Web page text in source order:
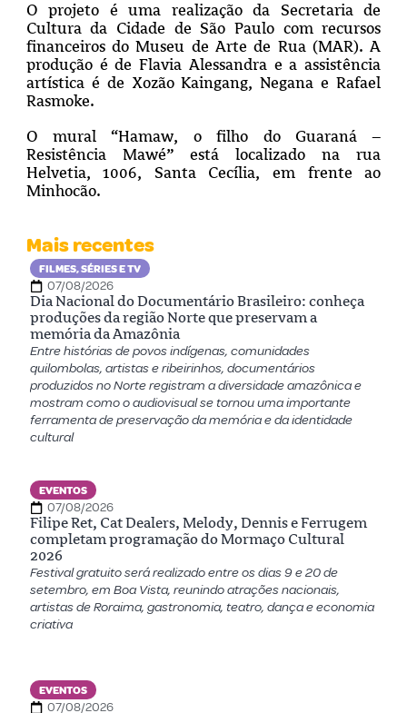
O projeto é uma realização da Secretaria de
Cultura da Cidade de São Paulo com recursos
financeiros do Museu de Arte de Rua (MAR). A
produção é de Flavia Alessandra e a assistência
artística é de Xozão Kaingang, Negana e Rafael
Rasmoke.
O mural “Hamaw, o filho do Guaraná –
Resistência Mawé” está localizado na rua
Helvetia, 1006, Santa Cecília, em frente ao
Minhocão.
Mais recentes
FILMES, SÉRIES E TV
07/08/2026
Dia Nacional do Documentário Brasileiro: conheça
produções da região Norte que preservam a
memória da Amazônia
Entre histórias de povos indígenas, comunidades
quilombolas, artistas e ribeirinhos, documentários
produzidos no Norte registram a diversidade amazônica e
mostram como o audiovisual se tornou uma importante
ferramenta de preservação da memória e da identidade
cultural
EVENTOS
07/08/2026
Filipe Ret, Cat Dealers, Melody, Dennis e Ferrugem
completam programação do Mormaço Cultural
2026
Festival gratuito será realizado entre os dias 9 e 20 de
setembro, em Boa Vista, reunindo atrações nacionais,
artistas de Roraima, gastronomia, teatro, dança e economia
criativa
EVENTOS
07/08/2026